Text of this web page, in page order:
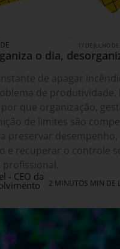
17 DE JULHO
o dia,
de apagar
de produtividade.
que organização,
de limites são
preservar
e recuperar o controle
- CEO da
2 MINUTOS MIN DE